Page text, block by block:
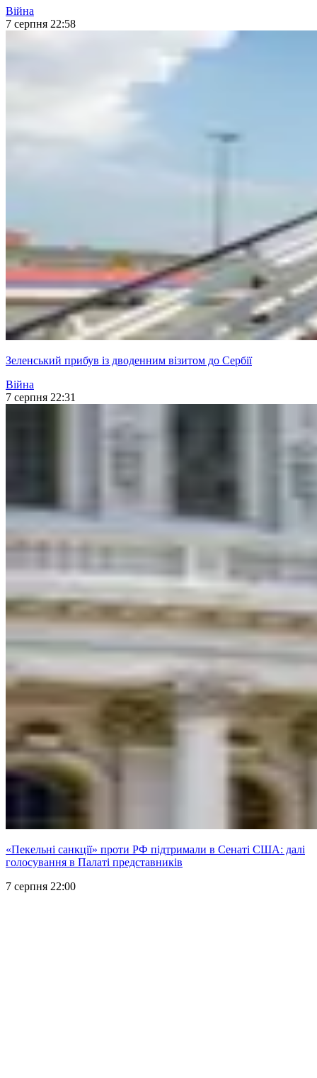
Війна
7 серпня 22:58
Зеленський прибув із дводенним візитом до Сербії
Війна
7 серпня 22:31
«Пекельні санкції» проти РФ підтримали в Сенаті США: далі
голосування в Палаті представників
7 серпня 22:00